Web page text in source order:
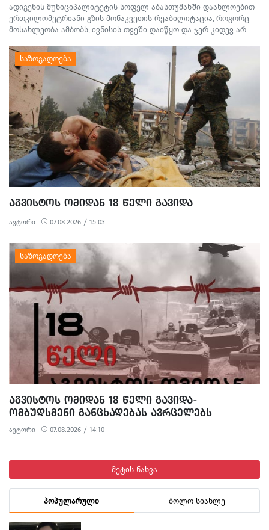
ადიგენის მუნიციპალიტეტის სოფელ აბასთუმანში დაახლოებით
ერთკილომეტრიანი გზის მონაკვეთის რეაბილიტაცია, როგორც
მოსახლეობა ამბობს, ივნისის თვეში დაიწყო და ჯერ კიდევ არ
მტვერი, მოუწესრიგებელი სანიაღვრე არხები ადგილობრივების
ყოველდღიურ ცხოვრებასა და ტურისტულ სეზონს პრობლემებს
უქმნის.
ᲐᲒᲕᲘᲡᲢᲝᲡ ᲝᲛᲘᲓᲐᲜ 18 ᲬᲔᲚᲘ ᲒᲐᲕᲘᲓᲐ
ავტორი 07.08.2026 / 15:03
ᲐᲒᲕᲘᲡᲢᲝᲡ ᲝᲛᲘᲓᲐᲜ 18 ᲬᲔᲚᲘ ᲒᲐᲕᲘᲓᲐ-
ᲝᲛᲑᲣᲓᲡᲛᲔᲜᲘ ᲒᲐᲜᲪᲮᲐᲓᲔᲑᲐᲡ ᲐᲕᲠᲪᲔᲚᲔᲑᲡ
ავტორი 07.08.2026 / 14:10
მეტის ნახვა
პოპულარული ბოლო სიახლე